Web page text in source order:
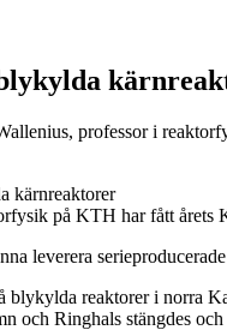
professor i
på KTH har fått
leverera
blykylda reaktorer i norra
och Ringhals stängdes